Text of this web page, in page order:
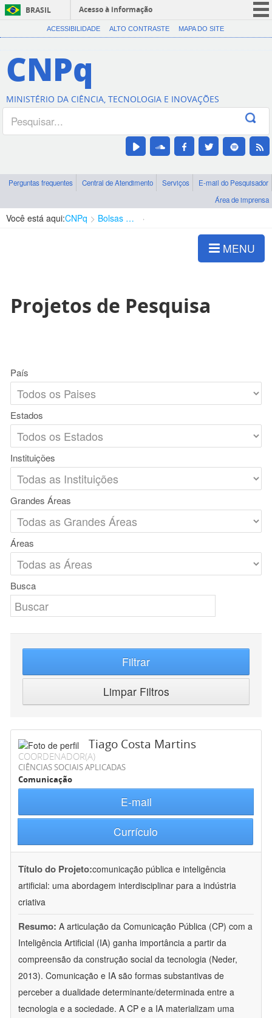
BRASIL
Acesso à informação
CORONAVÍRUS (COVID-19)
Canais
ACESSIBILIDADE ALTO CONTRASTE MAPA DO SITE
CNPq
MINISTÉRIO DA CIÊNCIA, TECNOLOGIA E INOVAÇÕES
Perguntas frequentes Central de Atendimento Serviços
E-mail do Pesquisador
Área de imprensa
Você está aqui:CNPq Bolsas e Auxílios Vigentes
MENU
Projetos de Pesquisa
País
Estados
Instituições
Grandes Áreas
Áreas
Busca
Filtrar
Limpar Filtros
Tiago Costa Martins
COORDENADOR(A)
CIÊNCIAS SOCIAIS APLICADAS
Comunicação
E-mail
Currículo
Título do Projeto:comunicação pública e inteligência
artificial: uma abordagem interdisciplinar para a indústria
criativa
Resumo: A articulação da Comunicação Pública (CP) com a
Inteligência Artificial (IA) ganha importância a partir da
compreensão da construção social da tecnologia (Neder,
2013). Comunicação e IA são formas substantivas de
perceber a dualidade determinante/determinada entre a
tecnologia e a sociedade. A CP e a IA materializam uma